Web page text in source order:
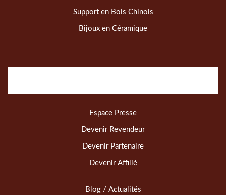
Support en Bois Chinois
Bijoux en Céramique
Espace Presse
Devenir Revendeur
Devenir Partenaire
Devenir Affilié
Blog / Actualités